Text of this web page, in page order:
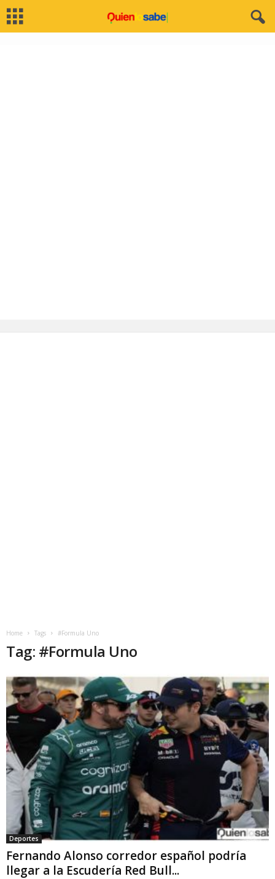
Home Tags #Formula Uno
Tag: #Formula Uno
Deportes
Fernando Alonso corredor español podría
llegar a la Escudería Red Bull...